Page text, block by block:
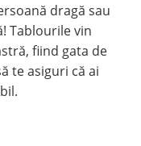
dragă sau
Tablourile vin
fiind gata de
te asiguri că ai